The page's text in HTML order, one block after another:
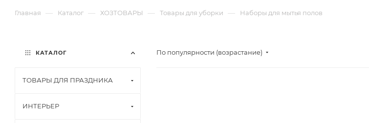
Главная — Каталог — ХОЗТОВАРЫ — Товары для уборки — Наборы для мытья полов
По популярности (возрастание)
КАТАЛОГ
ТОВАРЫ ДЛЯ ПРАЗДНИКА
ИНТЕРЬЕР